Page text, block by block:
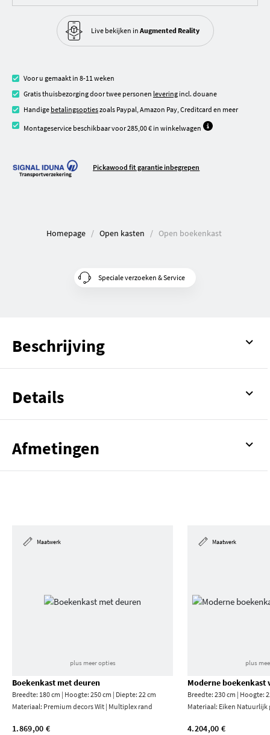
Live bekijken in Augmented Reality
Voor u gemaakt in 8-11 weken
Gratis thuisbezorging door twee personen levering incl. douane
Handige betalingsoptieszoals Paypal, Amazon Pay, Creditcard en meer
Montageservice beschikbaar voor 285,00 € in winkelwagen
Pickawood fit garantie inbegrepen
Homepage Open kasten Open boekenkast
Speciale verzoeken & Service
Beschrijving
Details
Afmetingen
Maatwerk
plus meer opties
Boekenkast met deuren
Breedte: 180 cm | Hoogte: 250 cm | Diepte: 22 cm
Materiaal: Premium decors Wit | Multiplex rand
1.869,00 €
Maatwerk
plus
Moderne boekenkast
Breedte: 230 cm | Hoogte:
Materiaal: Eiken Natuurlijk
4.204,00 €